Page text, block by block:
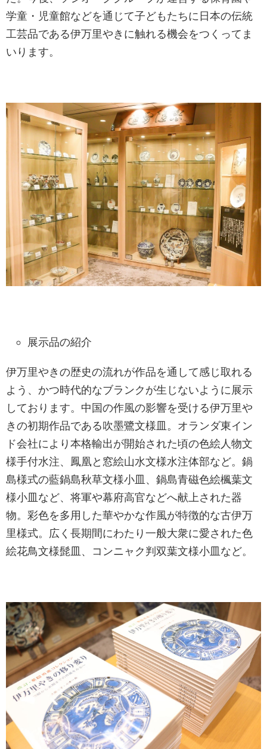
学童・児童館などを通じて子どもたちに日本の伝統
工芸品である伊万里やきに触れる機会をつくってま
いります。
展示品の紹介
伊万里やきの歴史の流れが作品を通して感じ取れる
よう、かつ時代的なブランクが生じないように展示
しております。中国の作風の影響を受ける伊万里や
きの初期作品である吹墨鷺文様皿。オランダ東イン
ド会社により本格輸出が開始された頃の色絵人物文
様手付水注、鳳凰と窓絵山水文様水注体部など。鍋
島様式の藍鍋島秋草文様小皿、鍋島青磁色絵楓葉文
様小皿など、将軍や幕府高官などへ献上された器
物。彩色を多用した華やかな作風が特徴的な古伊万
里様式。広く長期間にわたり一般大衆に愛された色
絵花鳥文様髭皿、コンニャク判双葉文様小皿など。